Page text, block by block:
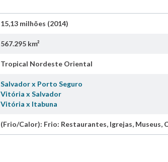
15,13 milhões (2014)
567.295 km²
Tropical Nordeste Oriental
Salvador x Porto Seguro
Vitória x Salvador
Vitória x Itabuna
(Frio/Calor): Frio: Restaurantes, Igrejas, Museus,